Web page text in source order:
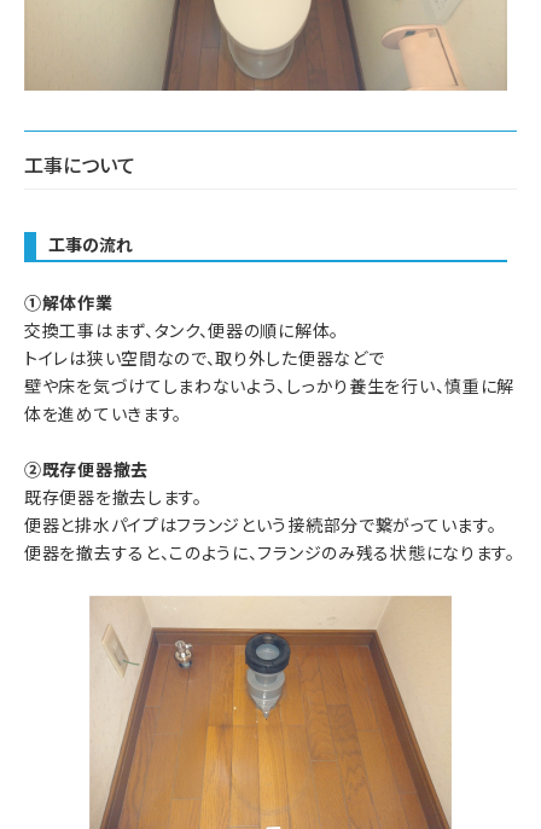
工事について
工事の流れ
①解体作業
交換工事はまず、タンク、便器の順に解体。
トイレは狭い空間なので、取り外した便器などで
壁や床を気づけてしまわないよう、しっかり養生を行い、慎重に解
体を進めていきます。
②既存便器撤去
既存便器を撤去します。
便器と排水パイプはフランジという接続部分で繋がっています。
便器を撤去すると、このように、フランジのみ残る状態になります。